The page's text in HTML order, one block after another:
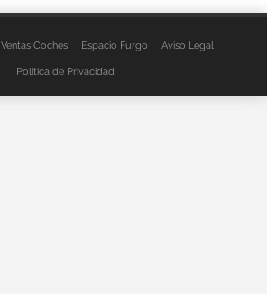
Coches Espacio Furgo Aviso Legal
Política de Privacidad